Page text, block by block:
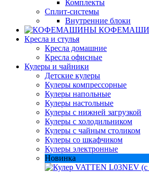
Комплекты
Сплит-системы
Внутренние блоки
Кресла и стулья
Кресла домашние
Кресла офисные
Кулеры и чайники
Детские кулеры
Кулеры компрессорные
Кулеры напольные
Кулеры настольные
Кулеры с нижней загрузкой
Кулеры с холодильником
Кулеры с чайным столиком
Кулеры со шкафчиком
Кулеры электронные
Новинка